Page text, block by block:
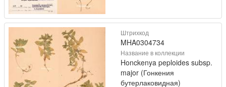
Штрихкод
MHA0304734
Название в коллекции
Honckenya peploides subsp.
major (Гонкения
бутерлаковидная)